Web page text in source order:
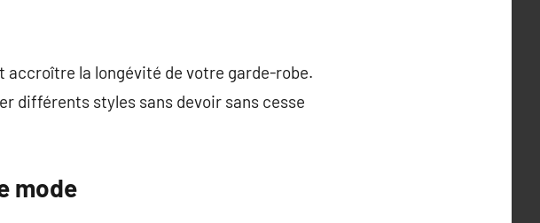
accroître la longévité de votre garde-robe.
différents styles sans devoir sans cesse
mode